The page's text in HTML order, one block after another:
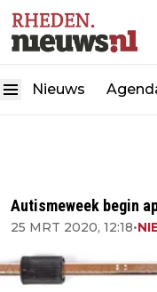
Nieuws
Autismeweek begin
25 MRT 2020, 12:18•